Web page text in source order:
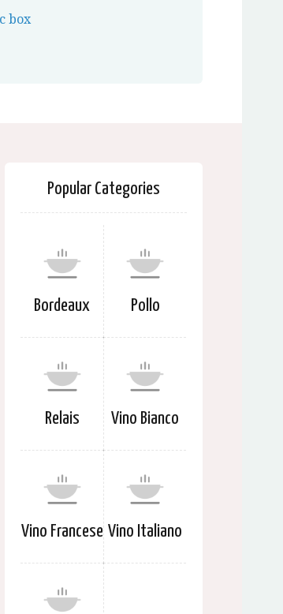
Popular Categories
Bordeaux Pollo
Relais Vino Bianco
Vino Francese Vino Italiano